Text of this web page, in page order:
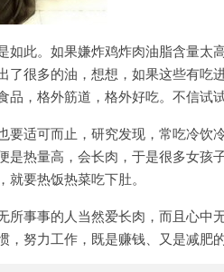
此。如果嫌炸鸡炸肉油脂含量太
很多的油，想想，如果这些有吃
，格外筋道，格外好吃。不信试试
适可而止，研究发现，常吃冷饮
是热量高，会长肉，于是很多女孩
要热饭热菜吃下肚。
事事的人当然爱长肉，而且心中
努力工作，既是赚钱、又是减肥